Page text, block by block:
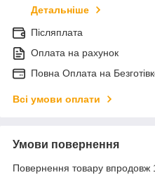
Детальніше
Післяплата
Оплата на рахунок
Повна Оплата на
Всі умови оплати
Умови повернення
Повернення товару впродовж